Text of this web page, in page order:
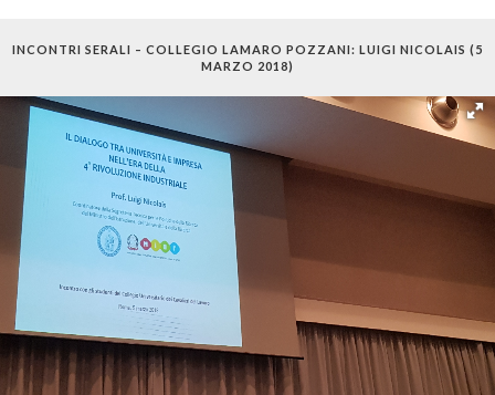
INCONTRI SERALI – COLLEGIO LAMARO POZZANI: LUIGI NICOLAIS (5
MARZO 2018)